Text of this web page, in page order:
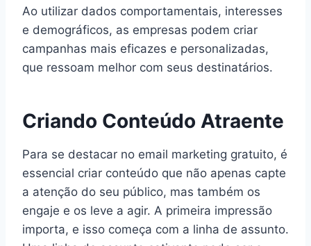
Ao utilizar dados comportamentais, interesses
e demográficos, as empresas podem criar
campanhas mais eficazes e personalizadas,
que ressoam melhor com seus destinatários.
Criando Conteúdo Atraente
Para se destacar no email marketing gratuito, é
essencial criar conteúdo que não apenas capte
a atenção do seu público, mas também os
engaje e os leve a agir. A primeira impressão
importa, e isso começa com a linha de assunto.